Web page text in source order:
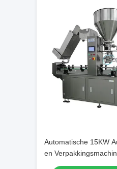
Automatische 15KW
en
Industriële